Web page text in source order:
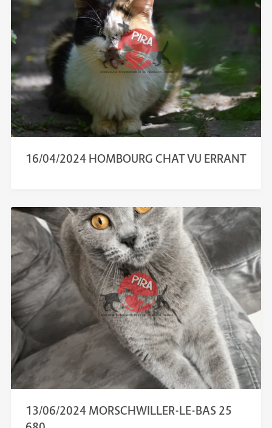
16/04/2024 HOMBOURG CHAT VU ERRANT
13/06/2024 MORSCHWILLER-LE-BAS 25